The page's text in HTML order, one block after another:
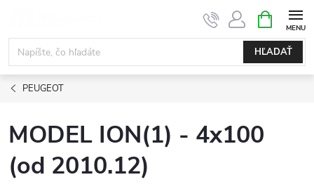
obsah
HĽADAŤ
KOŠÍK
PEUGEOT
MODEL ION(1) - 4x100
(od 2010.12)